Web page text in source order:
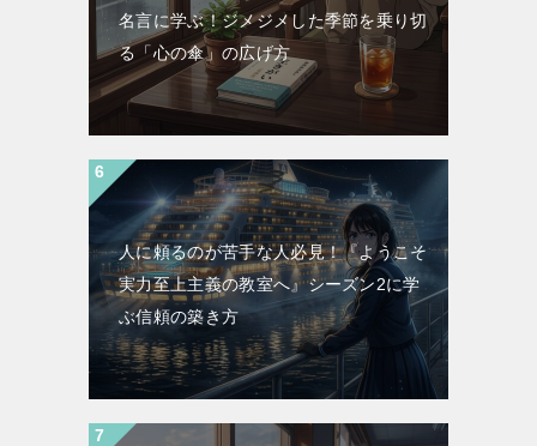
名言に学ぶ！ジメジメした季節を乗り切
る「心の傘」の広げ方
人に頼るのが苦手な人必見！『ようこそ
実力至上主義の教室へ』シーズン2に学
ぶ信頼の築き方